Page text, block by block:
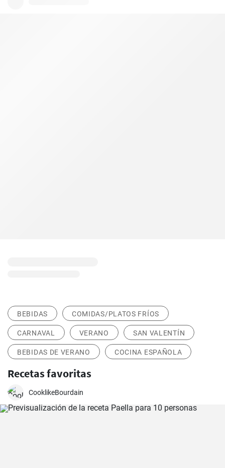
BEBIDAS COMIDAS/PLATOS FRÍOS
CARNAVAL VERANO SAN VALENTÍN
BEBIDAS DE VERANO COCINA ESPAÑOLA
Recetas favoritas
CooklikeBourdain